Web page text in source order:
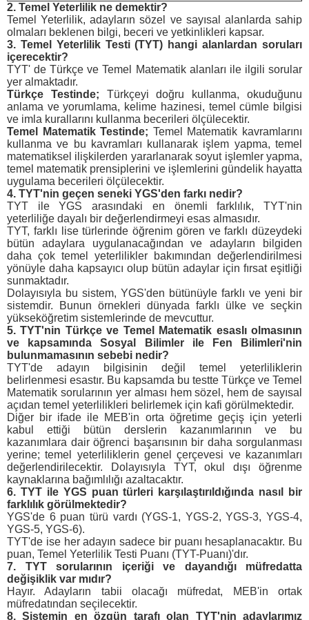
2. Temel Yeterlilik ne demektir?
Temel Yeterlilik, adayların sözel ve sayısal alanlarda sahip
olmaları beklenen bilgi, beceri ve yetkinlikleri kapsar.
3. Temel Yeterlilik Testi (TYT) hangi alanlardan soruları
içerecektir?
TYT' de Türkçe ve Temel Matematik alanları ile ilgili sorular
yer almaktadır.
Türkçe Testinde; Türkçeyi doğru kullanma, okuduğunu
anlama ve yorumlama, kelime hazinesi, temel cümle bilgisi
ve imla kurallarını kullanma becerileri ölçülecektir.
Temel Matematik Testinde; Temel Matematik kavramlarını
kullanma ve bu kavramları kullanarak işlem yapma, temel
matematiksel ilişkilerden yararlanarak soyut işlemler yapma,
temel matematik prensiplerini ve işlemlerini gündelik hayatta
uygulama becerileri ölçülecektir.
4. TYT'nin geçen seneki YGS'den farkı nedir?
TYT ile YGS arasındaki en önemli farklılık, TYT'nin
yeterliliğe dayalı bir değerlendirmeyi esas almasıdır.
TYT, farklı lise türlerinde öğrenim gören ve farklı düzeydeki
bütün adaylara uygulanacağından ve adayların bilgiden
daha çok temel yeterlilikler bakımından değerlendirilmesi
yönüyle daha kapsayıcı olup bütün adaylar için fırsat eşitliği
sunmaktadır.
Dolayısıyla bu sistem, YGS'den bütünüyle farklı ve yeni bir
sistemdir. Bunun örnekleri dünyada farklı ülke ve seçkin
yükseköğretim sistemlerinde de mevcuttur.
5. TYT'nin Türkçe ve Temel Matematik esaslı olmasının
ve kapsamında Sosyal Bilimler ile Fen Bilimleri'nin
bulunmamasının sebebi nedir?
TYT'de adayın bilgisinin değil temel yeterliliklerin
belirlenmesi esastır. Bu kapsamda bu testte Türkçe ve Temel
Matematik sorularının yer alması hem sözel, hem de sayısal
açıdan temel yeterlilikleri belirlemek için kafi görülmektedir.
Diğer bir ifade ile MEB'in orta öğretime geçiş için yeterli
kabul ettiği bütün derslerin kazanımlarının ve bu
kazanımlara dair öğrenci başarısının bir daha sorgulanması
yerine; temel yeterliliklerin genel çerçevesi ve kazanımları
değerlendirilecektir. Dolayısıyla TYT, okul dışı öğrenme
kaynaklarına bağımlılığı azaltacaktır.
6. TYT ile YGS puan türleri karşılaştırıldığında nasıl bir
farklılık görülmektedir?
YGS'de 6 puan türü vardı (YGS-1, YGS-2, YGS-3, YGS-4,
YGS-5, YGS-6).
TYT'de ise her adayın sadece bir puanı hesaplanacaktır. Bu
puan, Temel Yeterlilik Testi Puanı (TYT-Puanı)'dır.
7. TYT sorularının içeriği ve dayandığı müfredatta
değişiklik var mıdır?
Hayır. Adayların tabii olacağı müfredat, MEB'in ortak
müfredatından seçilecektir.
8. Sistemin en özgün tarafı olan TYT'nin adaylarımız